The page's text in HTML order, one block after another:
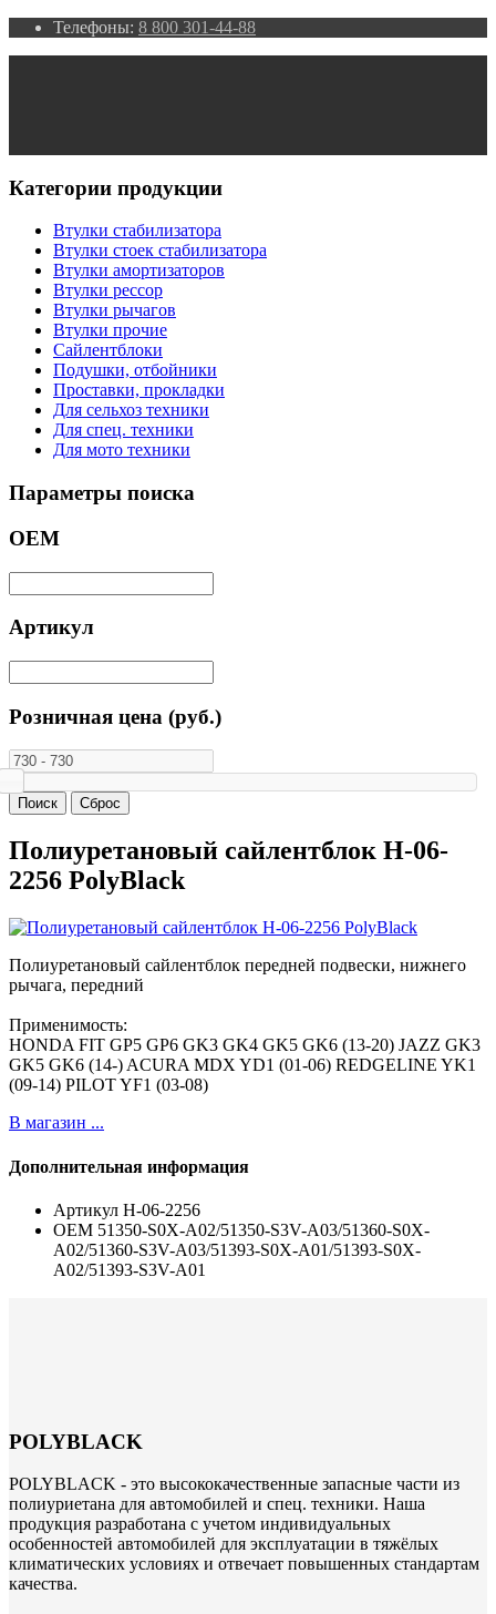
Телефоны: 8 800 301-44-88
Категории продукции
Втулки стабилизатора
Втулки стоек стабилизатора
Втулки амортизаторов
Втулки рессор
Втулки рычагов
Втулки прочие
Сайлентблоки
Подушки, отбойники
Проставки, прокладки
Для сельхоз техники
Для спец. техники
Для мото техники
Параметры поиска
ОЕМ
Артикул
Розничная цена (руб.)
Полиуретановый сайлентблок H-06-
2256 PolyBlack
Полиуретановый сайлентблок передней подвески, нижнего
рычага, передний
Применимость:
HONDA FIT GP5 GP6 GK3 GK4 GK5 GK6 (13-20) JAZZ GK3
GK5 GK6 (14-) ACURA MDX YD1 (01-06) REDGELINE YK1
(09-14) PILOT YF1 (03-08)
В магазин ...
Дополнительная информация
Артикул H-06-2256
ОЕМ 51350-S0X-A02/51350-S3V-A03/51360-S0X-
A02/51360-S3V-A03/51393-S0X-A01/51393-S0X-
A02/51393-S3V-A01
POLYBLACK
POLYBLACK - это высококачественные запасные части из
полиуриетана для автомобилей и спец. техники. Наша
продукция разработана с учетом индивидуальных
особенностей автомобилей для эксплуатации в тяжёлых
климатических условиях и отвечает повышенных стандартам
качества.